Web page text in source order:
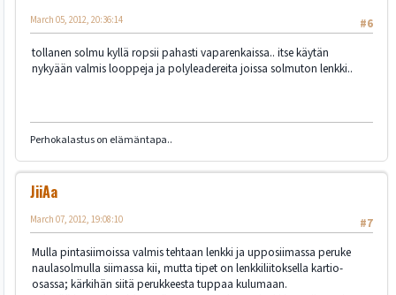
#6
March 05, 2012, 20:36:14
tollanen solmu kyllä ropsii pahasti vaparenkaissa.. itse käytän
nykyään valmis looppeja ja polyleadereita joissa solmuton lenkki..
Perhokalastus on elämäntapa..
JiiAa
#7
March 07, 2012, 19:08:10
Mulla pintasiimoissa valmis tehtaan lenkki ja upposiimassa peruke
naulasolmulla siimassa kii, mutta tipet on lenkkiliitoksella kartio-
osassa; kärkihän siitä perukkeesta tuppaa kulumaan.